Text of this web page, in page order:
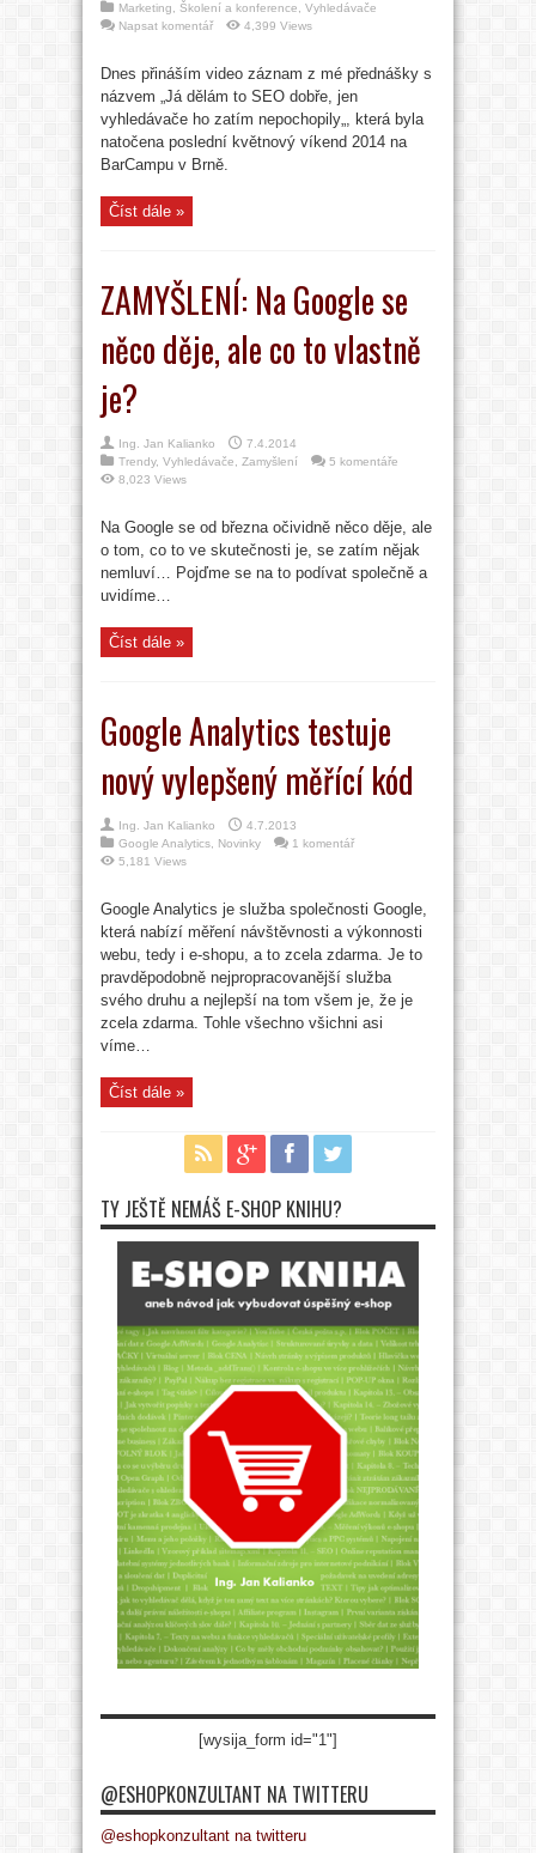
Marketing, Školení a konference, Vyhledávače
Napsat komentář
4,399 Views
Dnes přináším video záznam z mé přednášky s
názvem „Já dělám to SEO dobře, jen
vyhledávače ho zatím nepochopily„, která byla
natočena poslední květnový víkend 2014 na
BarCampu v Brně.
Číst dále »
ZAMYŠLENÍ: Na Google se
něco děje, ale co to vlastně
je?
Ing. Jan Kalianko
7.4.2014
Trendy, Vyhledávače, Zamyšlení
5 komentáře
8,023 Views
Na Google se od března očividně něco děje, ale
o tom, co to ve skutečnosti je, se zatím nějak
nemluví… Pojďme se na to podívat společně a
uvidíme…
Číst dále »
Google Analytics testuje
nový vylepšený měřící kód
Ing. Jan Kalianko
4.7.2013
Google Analytics, Novinky
1 komentář
5,181 Views
Google Analytics je služba společnosti Google,
která nabízí měření návštěvnosti a výkonnosti
webu, tedy i e-shopu, a to zcela zdarma. Je to
pravděpodobně nejpropracovanější služba
svého druhu a nejlepší na tom všem je, že je
zcela zdarma. Tohle všechno všichni asi
víme…
Číst dále »
TY JEŠTĚ NEMÁŠ E-SHOP KNIHU?
[wysija_form id="1"]
@ESHOPKONZULTANT NA TWITTERU
@eshopkonzultant na twitteru